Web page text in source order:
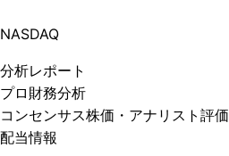
NASDAQ
分析レポート
プロ 財務分析
コンセンサス株価 ・アナリスト評価
配当情報